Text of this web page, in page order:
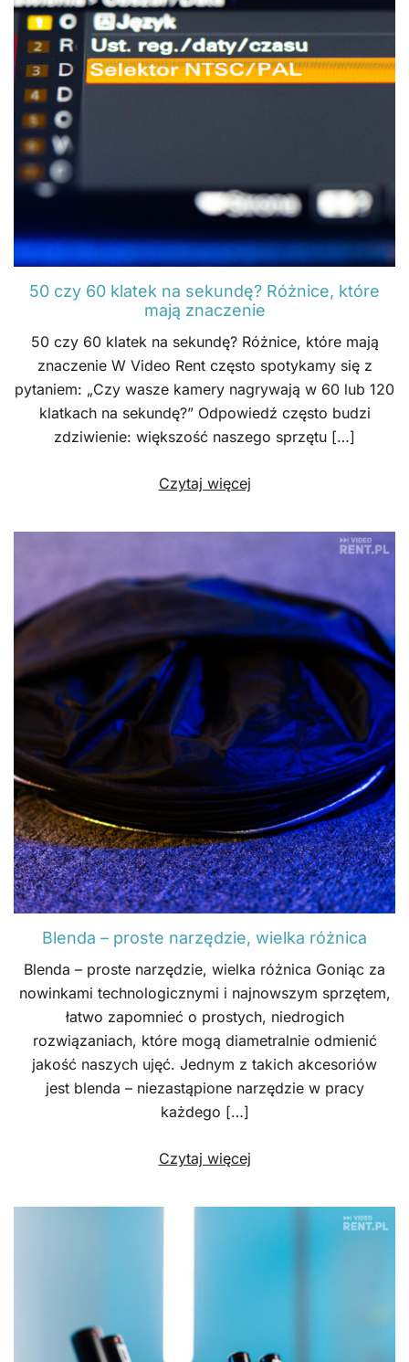
50 czy 60 klatek na sekundę? Różnice, które
mają znaczenie
50 czy 60 klatek na sekundę? Różnice, które mają
znaczenie W Video Rent często spotykamy się z
pytaniem: „Czy wasze kamery nagrywają w 60 lub 120
klatkach na sekundę?” Odpowiedź często budzi
zdziwienie: większość naszego sprzętu […]
Czytaj więcej
Blenda – proste narzędzie, wielka różnica
Blenda – proste narzędzie, wielka różnica Goniąc za
nowinkami technologicznymi i najnowszym sprzętem,
łatwo zapomnieć o prostych, niedrogich
rozwiązaniach, które mogą diametralnie odmienić
jakość naszych ujęć. Jednym z takich akcesoriów
jest blenda – niezastąpione narzędzie w pracy
każdego […]
Czytaj więcej